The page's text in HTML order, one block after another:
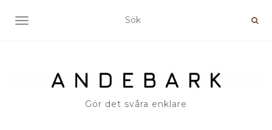
SLÅ PÅ/AV NAVIGERING
Gör det svåra enklare